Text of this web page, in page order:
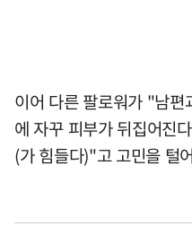
이어 다른 팔로워가 "남편
에 자꾸 피부가 뒤집어진
(가 힘들다)"고 고민을 털